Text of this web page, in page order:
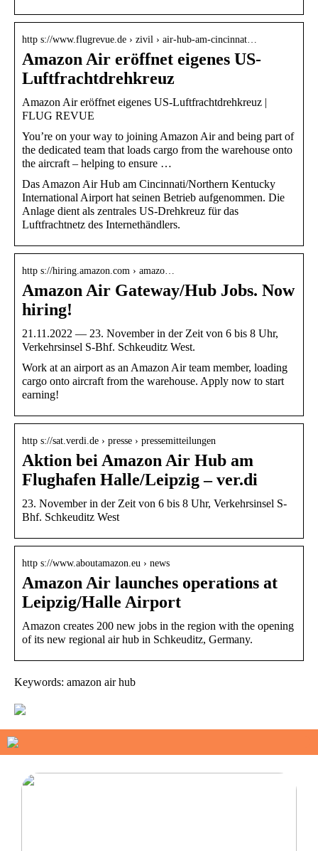
http s://www.flugrevue.de › zivil › air-hub-am-cincinnat…
Amazon Air eröffnet eigenes US-
Luftfrachtdrehkreuz
Amazon Air eröffnet eigenes US-Luftfrachtdrehkreuz |
FLUG REVUE
You’re on your way to joining Amazon Air and being part of
the dedicated team that loads cargo from the warehouse onto
the aircraft – helping to ensure …
Das Amazon Air Hub am Cincinnati/Northern Kentucky
International Airport hat seinen Betrieb aufgenommen. Die
Anlage dient als zentrales US-Drehkreuz für das
Luftfrachtnetz des Internethändlers.
http s://hiring.amazon.com › amazo…
Amazon Air Gateway/Hub Jobs. Now
hiring!
21.11.2022 — 23. November in der Zeit von 6 bis 8 Uhr,
Verkehrsinsel S-Bhf. Schkeuditz West.
Work at an airport as an Amazon Air team member, loading
cargo onto aircraft from the warehouse. Apply now to start
earning!
http s://sat.verdi.de › presse › pressemitteilungen
Aktion bei Amazon Air Hub am
Flughafen Halle/Leipzig – ver.di
23. November in der Zeit von 6 bis 8 Uhr, Verkehrsinsel S-
Bhf. Schkeuditz West
http s://www.aboutamazon.eu › news
Amazon Air launches operations at
Leipzig/Halle Airport
Amazon creates 200 new jobs in the region with the opening
of its new regional air hub in Schkeuditz, Germany.
Keywords: amazon air hub